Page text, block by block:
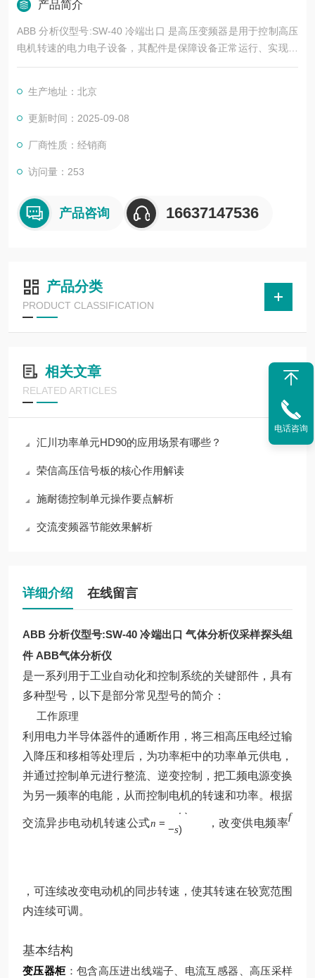
产品简介
ABB 分析仪型号:SW-40 冷端出口 是高压变频器是用于控制高压
电机转速的电力电子设备，其配件是保障设备正常运行、实现功
能扩展及维护维修的重要组成部分。这些配件种类繁多，涵盖了
生产地址：北京
更新时间：2025-09-08
厂商性质：经销商
访问量：253
产品咨询 16637147536
产品分类
PRODUCT CLASSIFICATION
相关文章
RELATED ARTICLES
汇川功率单元HD90的应用场景有哪些？
荣信高压信号板的核心作用解读
施耐德控制单元操作要点解析
交流变频器节能效果解析
详细介绍 在线留言
ABB 分析仪型号:SW-40 冷端出口 气体分析仪采样探头组
件 ABB气体分析仪
是一系列用于工业自动化和控制系统的关键部件，具有
多种型号，以下是部分常见型号的简介：
工作原理
利用电力半导体器件的通断作用，将三相高压电经过输
入降压和移相等处理后，为功率柜中的功率单元供电，
并通过控制单元进行整流、逆变控制，把工频电源变换
为另一频率的电能，从而控制电机的转速和功率。根据
交流异步电动机转速公式n =
p
−s)
，改变供电频率
f
，可连续改变电动机的同步转速，使其转速在较宽范围
内连续可调。
基本结构
变压器柜：包含高压进出线端子、电流互感器、高压采样
电话咨询